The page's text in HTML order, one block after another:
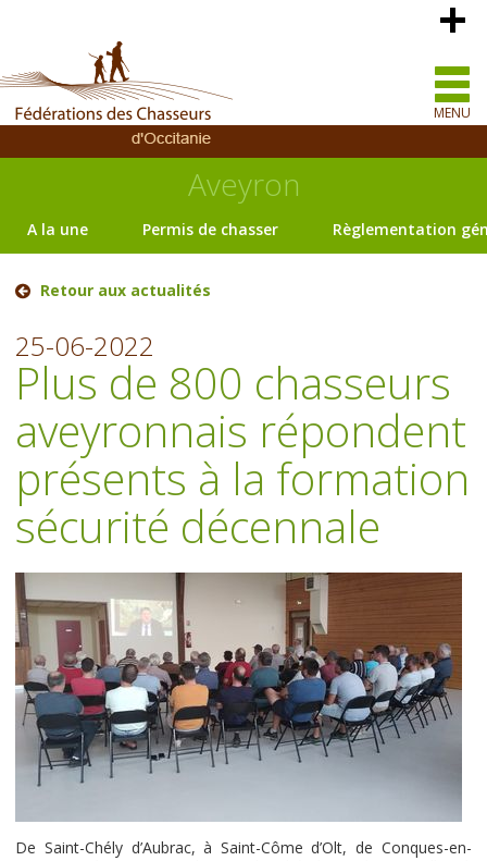
MENU
Aveyron
A la une Permis de chasser Règlementation
Retour aux actualités
25-06-2022
Plus de 800 chasseurs
aveyronnais répondent
présents à la formation
sécurité décennale
De Saint-Chély d’Aubrac, à Saint-Côme d’Olt, de Conques-en-